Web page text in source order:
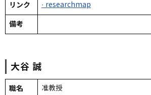
リンク · researchmap
備考
大谷 誠
職名 准教授